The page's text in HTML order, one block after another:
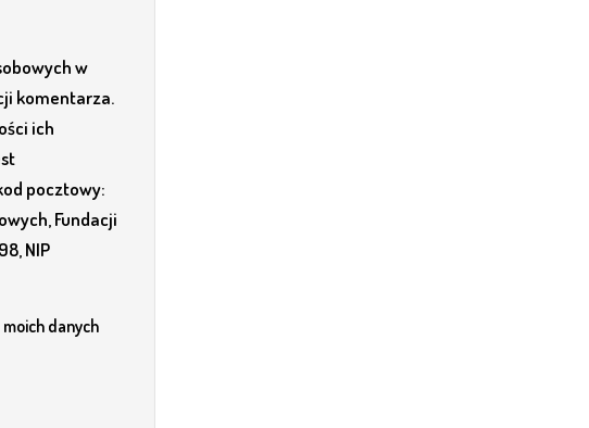
w
komentarza.
ich
pocztowy:
Fundacji
NIP
danych